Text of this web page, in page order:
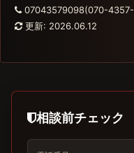
07043579098(070-
更新: 2026.06.12
相談前チェック